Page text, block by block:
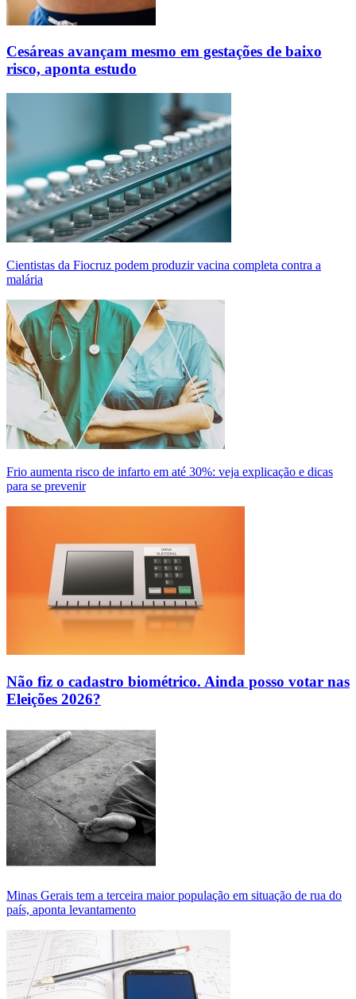
Cesáreas avançam mesmo em gestações de baixo
risco, aponta estudo
Cientistas da Fiocruz podem produzir vacina completa contra a
malária
Frio aumenta risco de infarto em até 30%: veja explicação e dicas
para se prevenir
Não fiz o cadastro biométrico. Ainda posso votar nas
Eleições 2026?
Minas Gerais tem a terceira maior população em situação de rua do
país, aponta levantamento